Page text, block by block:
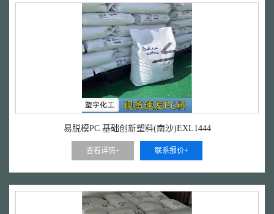
易脱模PC 基础创新塑料(南沙)EXL1444
查看详情+ 联系报价+